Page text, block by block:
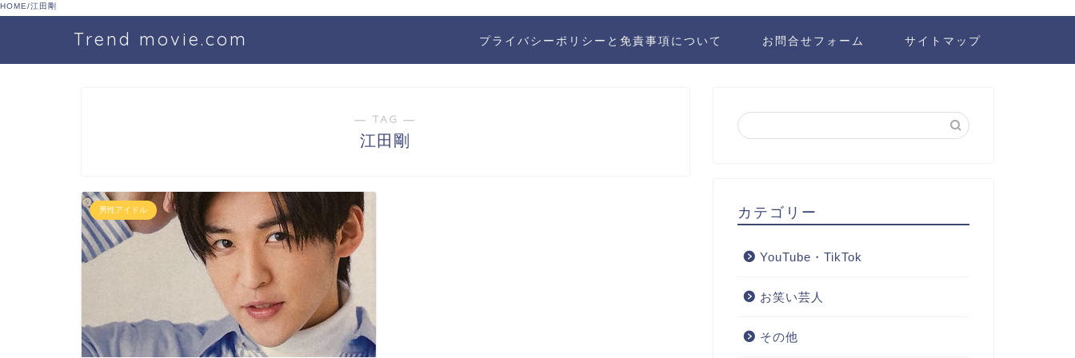
HOME/江田剛
Trend movie.com プライバシーポリシーと免責事項について お問合せフォーム サイトマップ
― TAG ―
江田剛
男性アイドル カテゴリー
YouTube・TikTok
お笑い芸人
その他